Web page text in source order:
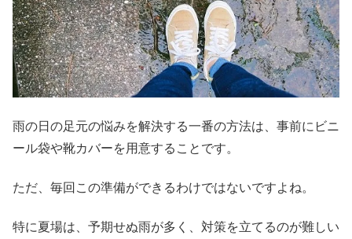
雨の日の足元の悩みを解決する一番の方法は、事前にビニ
ール袋や靴カバーを用意することです。
ただ、毎回この準備ができるわけではないですよね。
特に夏場は、予期せぬ雨が多く、対策を立てるのが難しい